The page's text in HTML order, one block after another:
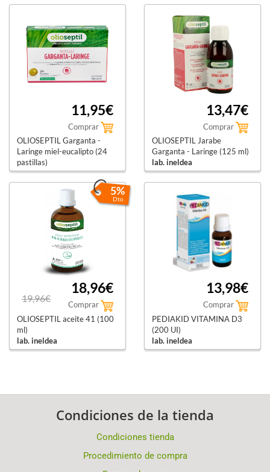
11,95€
Comprar
OLIOSEPTIL Garganta -
Laringe miel-eucalipto (24
pastillas)
lab. ineldea
13,47€
Comprar
OLIOSEPTIL Jarabe
Garganta - Laringe (125 ml)
lab. ineldea
5%
Dto.
19,96€
18,96€
Comprar
OLIOSEPTIL aceite 41 (100
ml)
lab. ineldea
13,98€
Comprar
PEDIAKID VITAMINA D3
(200 UI)
lab. ineldea
Condiciones de la tienda
Condiciones tienda
Procedimiento de compra